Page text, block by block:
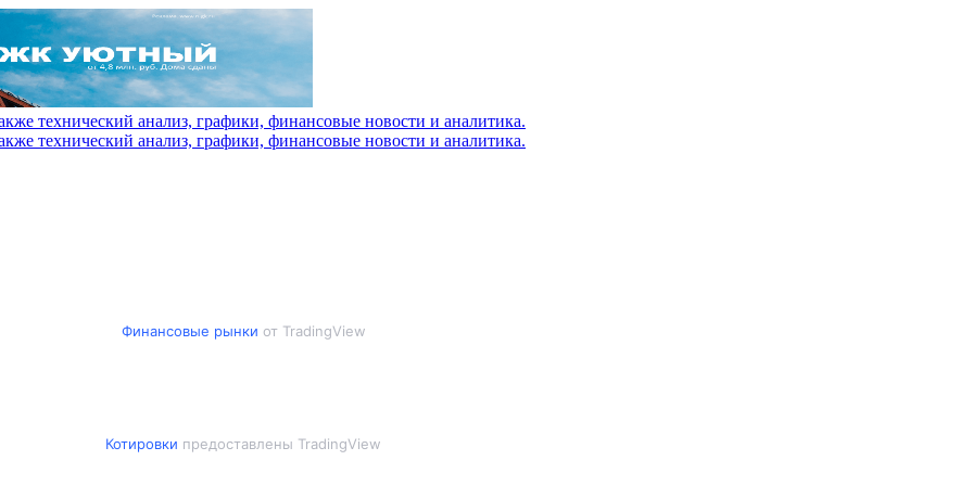
Финансовые рынки от TradingView
Котировки предоставлены TradingView